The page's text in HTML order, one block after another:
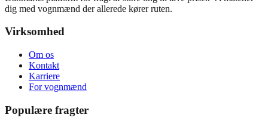
dig med vognmænd der allerede kører ruten.
Virksomhed
Om os
Kontakt
Karriere
For vognmænd
Populære fragter